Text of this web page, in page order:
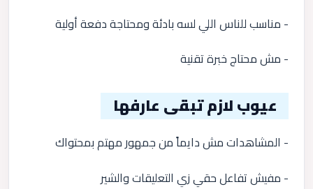
- مناسب للناس اللي لسه بادئة ومحتاجة دفعة أولية
- مش محتاج خبرة تقنية
عيوب لازم تبقى عارفها
- المشاهدات مش دايماً من جمهور مهتم بمحتواك
- مفيش تفاعل حقي زي التعليقات والشير